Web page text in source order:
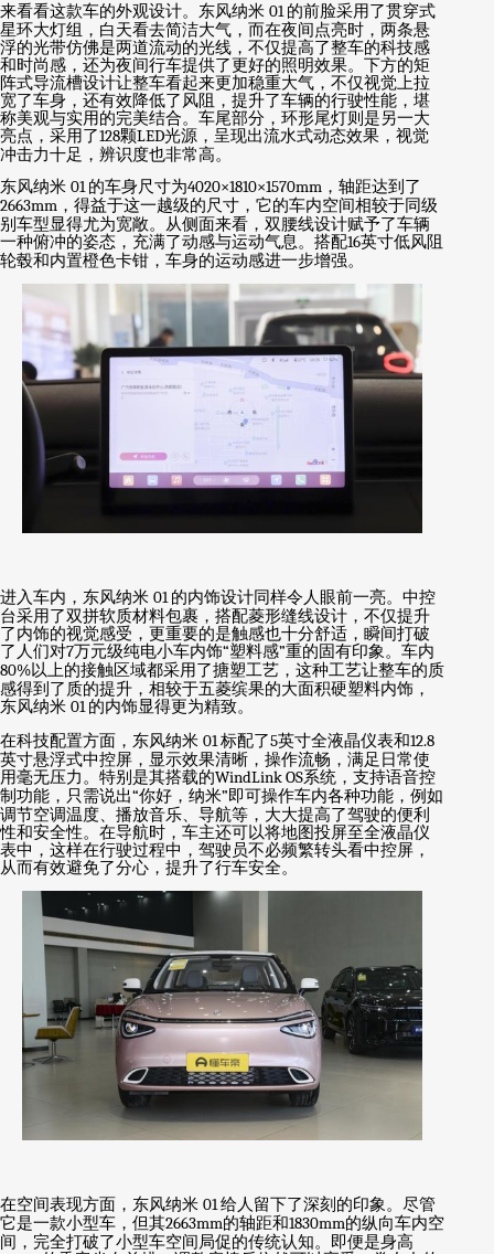
来看看这款车的外观设计。东风纳米 01的前脸采用了贯穿式
星环大灯组，白天看去简洁大气，而在夜间点亮时，两条悬
浮的光带仿佛是两道流动的光线，不仅提高了整车的科技感
和时尚感，还为夜间行车提供了更好的照明效果。下方的矩
阵式导流槽设计让整车看起来更加稳重大气，不仅视觉上拉
宽了车身，还有效降低了风阻，提升了车辆的行驶性能，堪
称美观与实用的完美结合。车尾部分，环形尾灯则是另一大
亮点，采用了128颗LED光源，呈现出流水式动态效果，视觉
冲击力十足，辨识度也非常高。
东风纳米 01的车身尺寸为4020×1810×1570mm ，轴距达到了
2663mm ，得益于这一越级的尺寸，它的车内空间相较于同级
别车型显得尤为宽敞。从侧面来看，双腰线设计赋予了车辆
一种俯冲的姿态，充满了动感与运动气息。搭配16英寸低风阻
轮毂和内置橙色卡钳，车身的运动感进一步增强。
进入车内，东风纳米 01的内饰设计同样令人眼前一亮。中控
台采用了双拼软质材料包裹，搭配菱形缝线设计，不仅提升
了内饰的视觉感受，更重要的是触感也十分舒适，瞬间打破
了人们对7万元级纯电小车内饰“塑料感”重的固有印象。车内
80%以上的接触区域都采用了搪塑工艺，这种工艺让整车的质
感得到了质的提升，相较于五菱缤果的大面积硬塑料内饰，
东风纳米 01的内饰显得更为精致。
在科技配置方面，东风纳米 01标配了5英寸全液晶仪表和12.8
英寸悬浮式中控屏，显示效果清晰，操作流畅，满足日常使
用毫无压力。特别是其搭载的WindLink OS系统，支持语音控
制功能，只需说出“你好，纳米”即可操作车内各种功能，例如
调节空调温度、播放音乐、导航等，大大提高了驾驶的便利
性和安全性。在导航时，车主还可以将地图投屏至全液晶仪
表中，这样在行驶过程中，驾驶员不必频繁转头看中控屏，
从而有效避免了分心，提升了行车安全。
在空间表现方面，东风纳米 01给人留下了深刻的印象。尽管
它是一款小型车，但其2663mm的轴距和1830mm的纵向车内空
间，完全打破了小型车空间局促的传统认知。即便是身高